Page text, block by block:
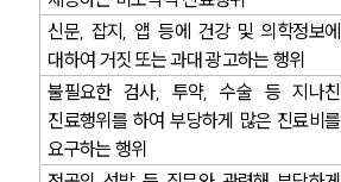
신문, 잡지, 앱 등에 건강 및 의학정보에
대하여 거짓 또는 과대 광고하는 행위
불필요한 검사, 투약, 수술 등 지나친
진료행위를 하여 부당하게 많은 진료비를
요구하는 행위